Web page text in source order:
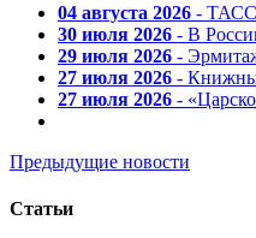
04 августа 2026 -
30 июля 2026 - В
29 июля 2026 -
27 июля 2026 -
27 июля 2026 -
Предыдущие новости
Статьи